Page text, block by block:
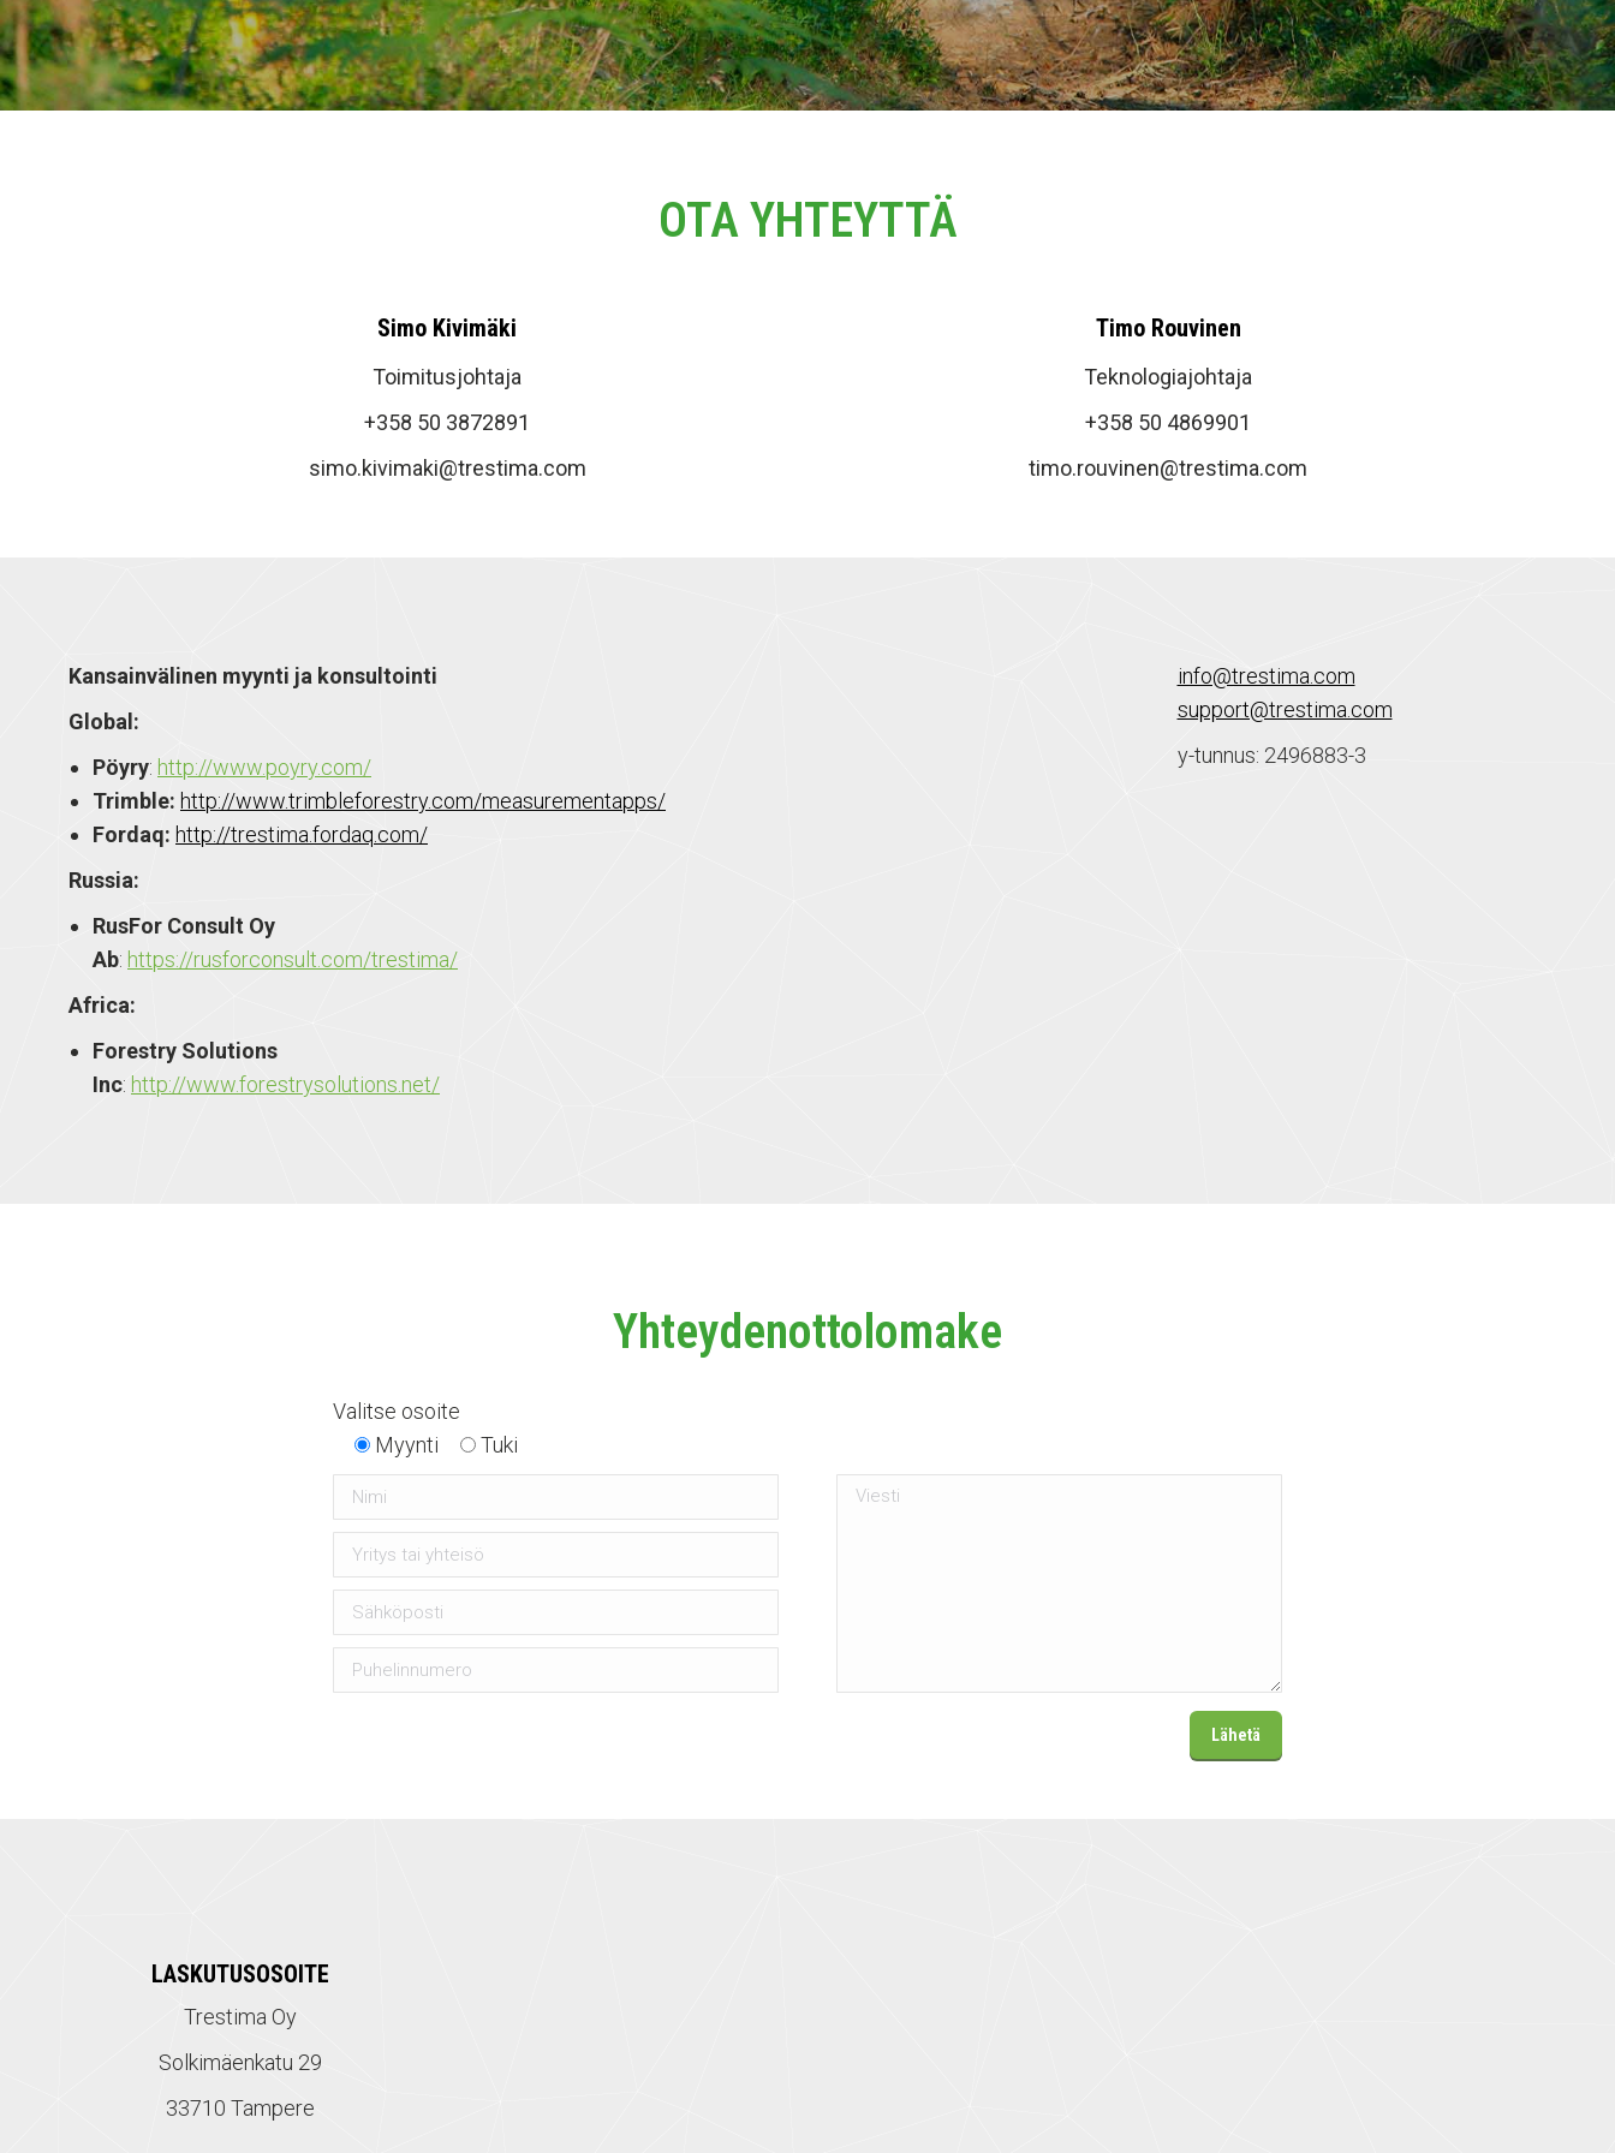
OTA YHTEYTTÄ
Simo Kivimäki
Toimitusjohtaja
+358 50 3872891
simo.kivimaki@trestima.com
Timo Rouvinen
Teknologiajohtaja
+358 50 4869901
timo.rouvinen@trestima.com
Kansainvälinen myynti ja konsultointi
Global:
Pöyry: http://www.poyry.com/
Trimble: http://www.trimbleforestry.com/measurementapps/
Fordaq: http://trestima.fordaq.com/
Russia:
RusFor Consult Oy
Ab: https://rusforconsult.com/trestima/
Africa:
Forestry Solutions
Inc: http://www.forestrysolutions.net/
info@trestima.com
support@trestima.com
y-tunnus: 2496883-3
Yhteydenottolomake
Valitse osoite
Myynti
Tuki
LASKUTUSOSOITE
Trestima Oy
Solkimäenkatu 29
33710 Tampere